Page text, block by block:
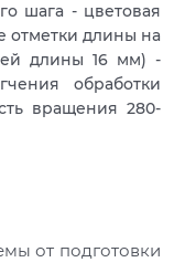
шага - цветовая
отметки длины на
длины 16 мм) -
обработки
вращения 280-
от подготовки